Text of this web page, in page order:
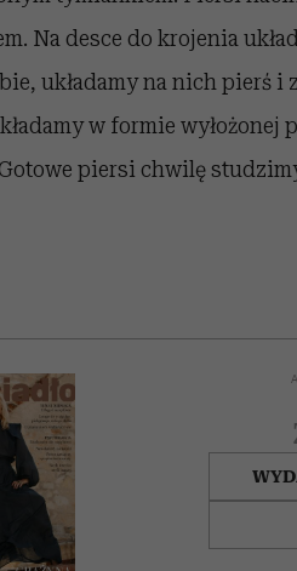
Na desce do krojenia
układamy na nich pierś
w formie wyłożonej
piersi chwilę